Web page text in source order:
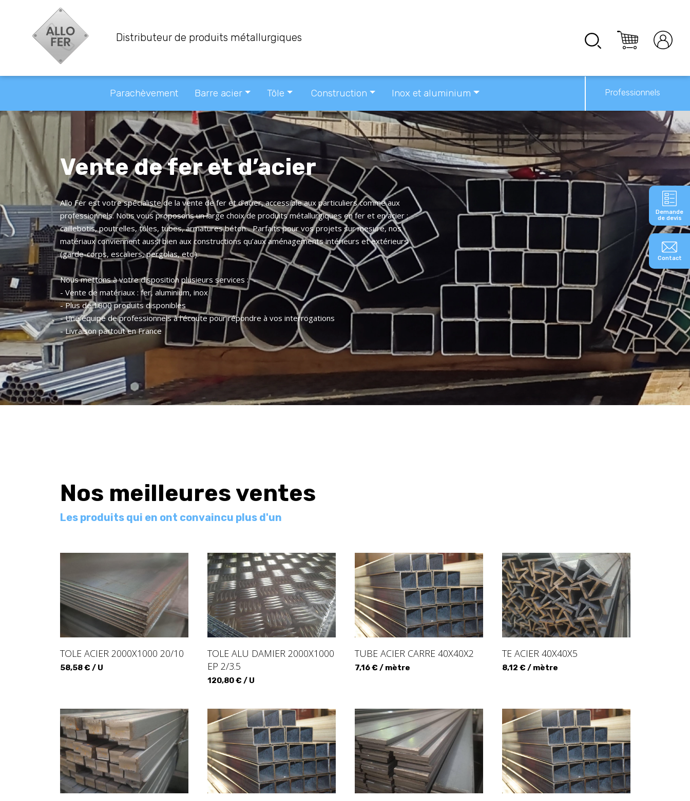
Distributeur de produits métallurgiques
Parachèvement Barre acier Tôle Construction Inox et aluminium Professionnels
Demande
de devis
Contact
Vente de fer et d’acier
Allo Fer est votre spécialiste de la vente de fer et d’acier, accessible aux particuliers comme aux
professionnels. Nous vous proposons un large choix de produits métallurgiques en fer et en acier :
caillebotis, poutrelles, tôles, tubes, armatures béton... Parfaits pour vos projets sur mesure, nos
matériaux conviennent aussi bien aux constructions qu’aux aménagements intérieurs et extérieurs
(garde-corps, escaliers, pergolas, etc.).
Nous mettons à votre disposition plusieurs services :
- Vente de matériaux : fer, aluminium, inox
- Plus de 1000 produits disponibles
- Une équipe de professionnels à l'écoute pour répondre à vos interrogations
- Livraison partout en France
Nos meilleures ventes
Les produits qui en ont convaincu plus d'un
TOLE ACIER 2000X1000 20/10
58,58 € / U
TOLE ALU DAMIER 2000X1000
EP 2/3.5
120,80 € / U
TUBE ACIER CARRE 40X40X2
7,16 € / mètre
TE ACIER 40X40X5
8,12 € / mètre